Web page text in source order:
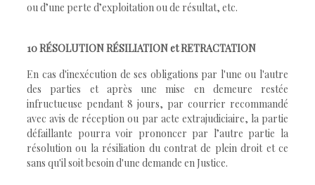
ou d’une perte d’exploitation ou de résultat, etc.
10 RÉSOLUTION RÉSILIATION et RETRACTATION
En cas d'inexécution de ses obligations par l'une ou l'autre
des parties et après une mise en demeure restée
infructueuse pendant 8 jours, par courrier recommandé
avec avis de réception ou par acte extrajudiciaire, la partie
défaillante pourra voir prononcer par l’autre partie la
résolution ou la résiliation du contrat de plein droit et ce
sans qu'il soit besoin d'une demande en Justice.